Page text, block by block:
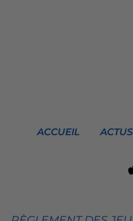
ACCUEIL